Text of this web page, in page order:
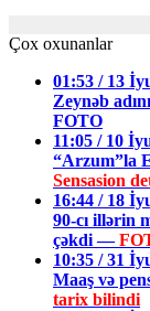
Çox oxunanlar
01:53 / 13
Zeynəb
FOTO
11:05 / 10
“Arzum”la
Sensasion
16:44 / 18
90-cı illərin
çəkdi —
10:35 / 31
Maaş və
tarix bilindi